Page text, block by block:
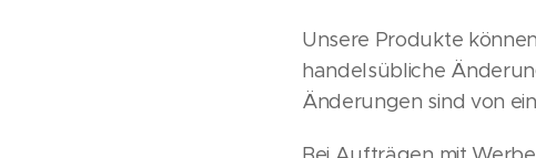
Unsere Produkte
handelsübliche
Änderungen sind von